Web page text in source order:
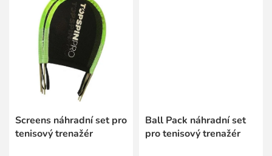
Screens náhradní set pro
tenisový trenažér
Ball Pack náhradní set
pro tenisový trenažér